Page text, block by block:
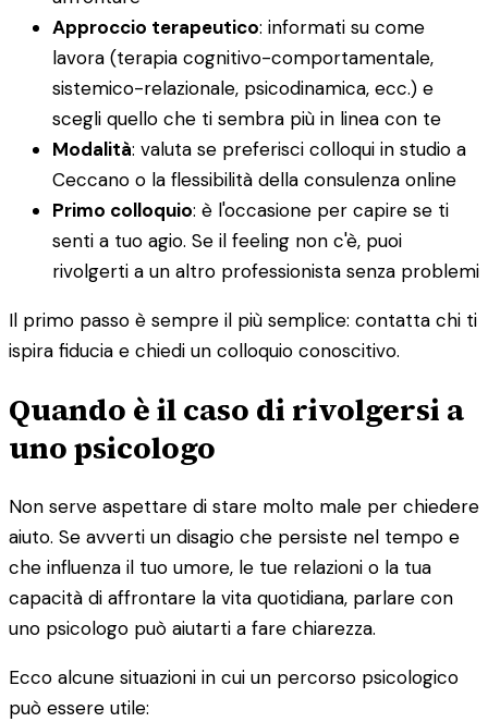
Approccio terapeutico: informati su come
lavora (terapia cognitivo-comportamentale,
sistemico-relazionale, psicodinamica, ecc.) e
scegli quello che ti sembra più in linea con te
Modalità: valuta se preferisci colloqui in studio a
Ceccano o la flessibilità della consulenza online
Primo colloquio: è l'occasione per capire se ti
senti a tuo agio. Se il feeling non c'è, puoi
rivolgerti a un altro professionista senza problemi
Il primo passo è sempre il più semplice: contatta chi ti
ispira fiducia e chiedi un colloquio conoscitivo.
Quando è il caso di rivolgersi a
uno psicologo
Non serve aspettare di stare molto male per chiedere
aiuto. Se avverti un disagio che persiste nel tempo e
che influenza il tuo umore, le tue relazioni o la tua
capacità di affrontare la vita quotidiana, parlare con
uno psicologo può aiutarti a fare chiarezza.
Ecco alcune situazioni in cui un percorso psicologico
può essere utile: